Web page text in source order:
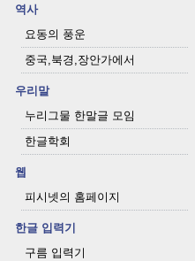
역사
요동의 풍운
중국,북경,장안가에서
우리말
누리그물 한말글 모임
한글학회
웹
피시넷의 홈페이지
한글 입력기
구름 입력기